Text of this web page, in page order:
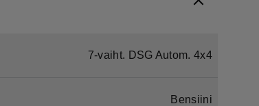
7-vaiht. DSG Autom. 4x4
Bensiini